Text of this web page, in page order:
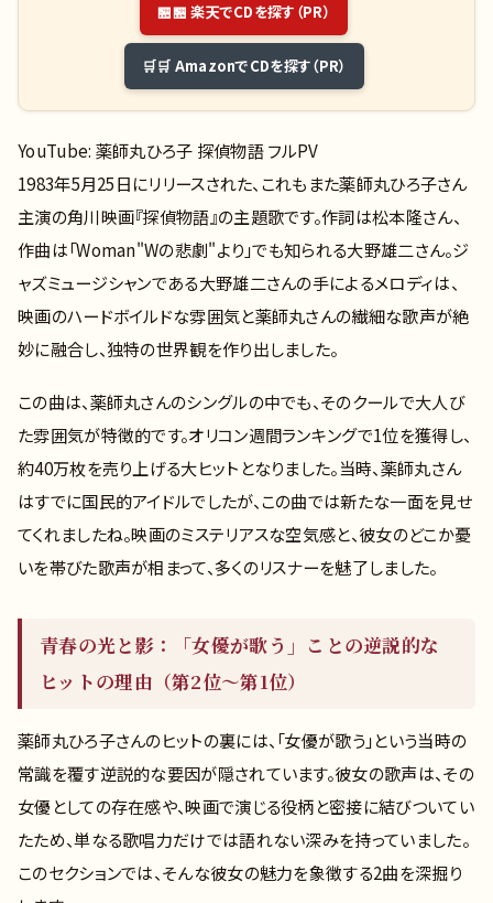
🏪 楽天でCDを探す（PR）
🛒 AmazonでCDを探す（PR）
YouTube: 薬師丸ひろ子 探偵物語 フルPV
1983年5月25日にリリースされた、これもまた薬師丸ひろ子さん
主演の角川映画『探偵物語』の主題歌です。作詞は松本隆さん、
作曲は「Woman"Wの悲劇"より」でも知られる大野雄二さん。ジ
ャズミュージシャンである大野雄二さんの手によるメロディは、
映画のハードボイルドな雰囲気と薬師丸さんの繊細な歌声が絶
妙に融合し、独特の世界観を作り出しました。
この曲は、薬師丸さんのシングルの中でも、そのクールで大人び
た雰囲気が特徴的です。オリコン週間ランキングで1位を獲得し、
約40万枚を売り上げる大ヒットとなりました。当時、薬師丸さん
はすでに国民的アイドルでしたが、この曲では新たな一面を見せ
てくれましたね。映画のミステリアスな空気感と、彼女のどこか憂
いを帯びた歌声が相まって、多くのリスナーを魅了しました。
青春の光と影：「女優が歌う」ことの逆説的な
ヒットの理由（第2位〜第1位）
薬師丸ひろ子さんのヒットの裏には、「女優が歌う」という当時の
常識を覆す逆説的な要因が隠されています。彼女の歌声は、その
女優としての存在感や、映画で演じる役柄と密接に結びついてい
たため、単なる歌唱力だけでは語れない深みを持っていました。
このセクションでは、そんな彼女の魅力を象徴する2曲を深掘り